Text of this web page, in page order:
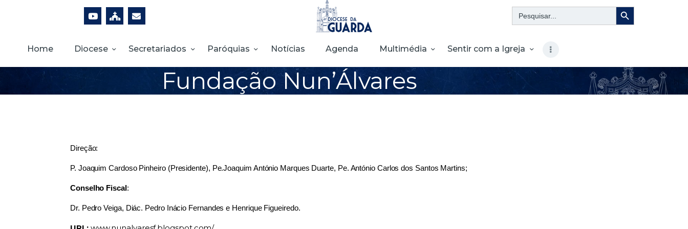
Search
for:
Search Button
Home Diocese Secretariados Paróquias Notícias Agenda Multimédia Sentir com a Igreja
Fundação Nun’Álvares
PARÓQUIAS
IGREJA
Direção:
P. Joaquim Cardoso Pinheiro (Presidente), Pe.Joaquim António Marques Duarte, Pe. António Carlos dos Santos Martins;
Conselho Fiscal:
Dr. Pedro Veiga, Diác. Pedro Inácio Fernandes e Henrique Figueiredo.